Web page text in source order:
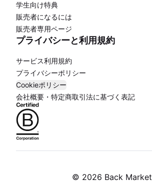
学生向け特典
販売者になるには
販売者専用ページ
プライバシーと利用規約
サービス利用規約
プライバシーポリシー
Cookieポリシー
会社概要・特定商取引法に基づく表記
© 2026 Back Market